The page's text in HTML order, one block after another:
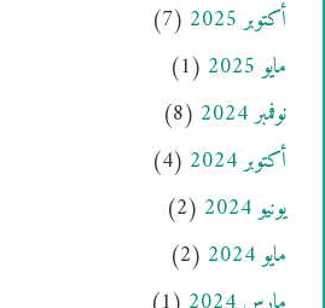
أكتوبر 2025
(7)
مايو 2025
(1)
نوفمبر 2024
(8)
أكتوبر 2024
(4)
يونيو 2024
(2)
مايو 2024
(2)